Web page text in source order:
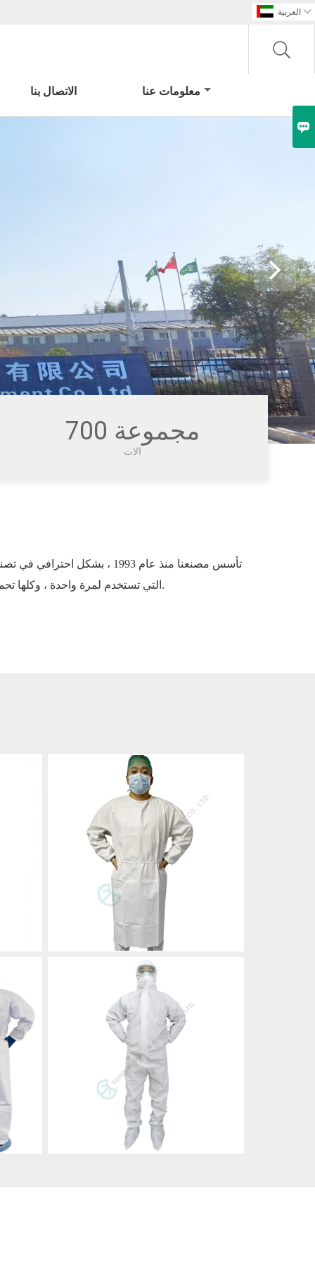
العربية 
الاتصال بنا معلومات عنا
700 مجموعة
الات
تأسس مصنعنا منذ عام 1993 ، بشكل
التي تستخدم لمرة واحدة ، وكلها تحمل شهادات الاتحاد الأوروبي.
